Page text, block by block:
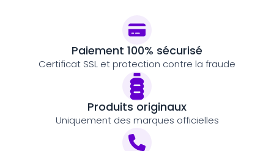
Paiement 100% sécurisé
Certificat SSL et protection contre la fraude
Produits originaux
Uniquement des marques officielles